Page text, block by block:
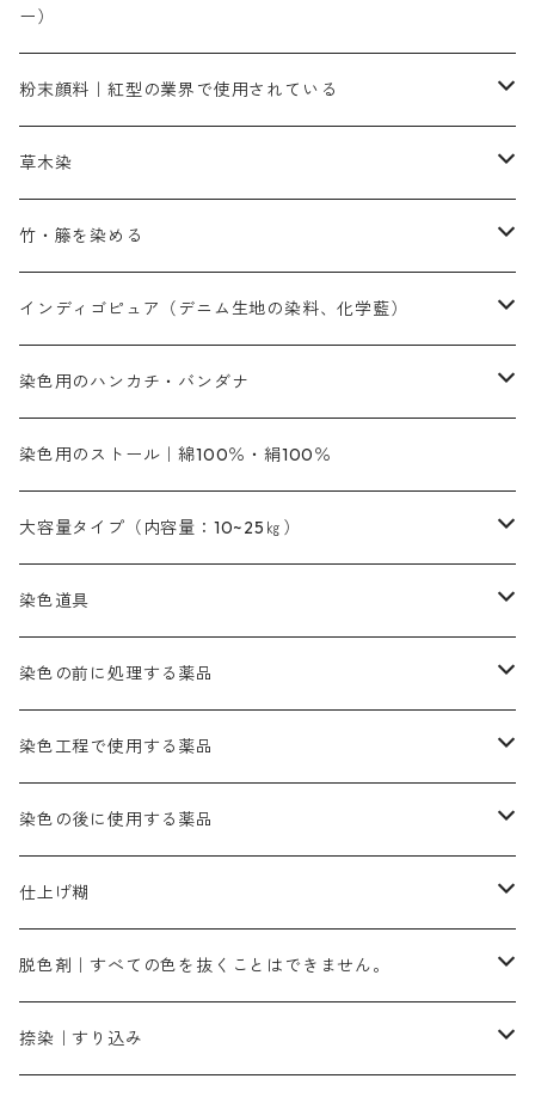
橙色系
青色系
紫色系
緑色系
茶色系
染料一覧ー100g入り
染料一覧ー500g入り
人気のおすすめ染料
橙色系
緑色系
茶色系
灰色系
黒色系
1kg
染色に必要な薬品類
補助薬品
お勧め｜スミフィックス～
3原色以外の色目
赤色
茶色｜20g入りのみ公開
灰色｜20g入りのみ公開
黒色
染色に必要な薬品
アルカリ剤
補助薬品
捺染に必要な材料
捺染糊
ー）
ネオカラー（色）
内容量：100g
内容量：500g
バィンダー（定着剤）
増粘剤
黄色系
エロ―M3G｜定番の色合い
エロー ＭＧＲ｜明るい緑みの黄色
オレンジ系
オレンヂMG｜黄みの橙色
オレンヂMGD（定番の色合い）
赤色系
レットMFB｜赤色（定番の色合い）
レットMG｜黄みの朱色
ピンクMB｜ピンク色
ローズMB｜鮮やかなピンク色）
青色系
ネビーブルーMB（定番の色合い）
ブルーMB（定番の色合い）
スカイブルーMG｜緑みの空色
ターキスブルーHNG｜緑みの空色
紫色系
バイオレットMFB
緑色系
ダークグリンMG（定番の色合い）
グリーンMB｜緑色
茶色系
ダークブロンMFB｜こげ茶色
ブロンHNR｜こげ茶色
黒色系
ブラックMK（赤みの黒色）
ブラックMG（青みの黒色）
白色系（定番の色合い）
ネオホワイトR
粉末顔料｜紅型の業界で使用されている
赤色系
本洋紅
代用朱黄色口
黄色系
ファストエロ―10GN（鮮やかな黄色）
ファストエロ―5GN（黄色）
青色系
NSBAブルー
群青
白色｜胡粉
黒色｜在庫処分特価
緑色｜在庫処分特価
茶色｜在庫処分特価
草木染
植物染料
人気のおすすめ植物染料
インド茜・西洋茜の個別販売
カッチ｜茶系
霧島産・晩秋茶｜黄金色（赤みの黄色）｜準備中
濃染処理剤｜ソルバックスPS－900
媒染剤
アルミ媒染剤
鉄媒染剤
ソーダ灰｜アルカリ性のPH調整剤
藍染
ぶどう糖
ハイドロサルファイトコンク
染色用途のハンカチ・バンダナ
45cm×45cm（ハンカチ）｜端の始末も綿糸｜タグなし
54cm×54cm（バンダナ）｜端の始末も綿糸｜タグなし
竹・籐を染める
人気のおすすめ竹・藤を染める染料
塩基性染料（混色可能）
ビスマークブロンB｜赤茶色
塩基性エロ―｜液体タイプ
ローダミンB｜赤紫色｜マゼンダ色
オリジナル染料｜スス竹色｜ミキセットファストブロンGR
インディゴピュア（デニム生地の染料、化学藍）
初心者向けお試しセット販売
インディゴピュア
アルカリ剤
ハイドロサルファイトコンク
酸性剤
染色用のハンカチ・バンダナ
45cm×45cm（ハンカチ）｜端の始末も綿糸｜タグなし
54cm×54cm（バンダナ）｜端の始末も綿糸｜タグなし
染色用のストール｜綿100％・絹100％
大容量タイプ（内容量：10~25㎏）
芒硝｜綿の染色時の吸収促進剤
ソーダ灰｜アルカリ性のPH調整剤
硫酸第一鉄｜鉄媒染剤
染色道具
刷毛
摺込み刷毛（スリコミハケ）ー夏毛（硬いタイプ）
摺込み刷毛（スリコミハケ）ー冬毛（柔らかいタイプ）
ローケツ筆
ローケツ用筆｜1本～販売
ローケツ用筆ー10%off｜20本セットお取り寄せ品
洋型紙（9番手｜中薄口、10番手｜中厚口）
有償サンプル品｜約20cm×27cm
洋型紙9番手｜中薄口｜約54cm×110cm
張木｜入荷待ち
伸子
型洗いブラシ
染色の前に処理する薬品
精練剤｜汚れ落とし剤｜針状マルセル石鹸
糊落とし剤｜ソルベンCA
濃染処理剤｜ソルバックスPS－900
染色工程で使用する薬品
染料の吸収促進剤
酢酸｜絹・羊毛・ナイロンに使用する
芒硝｜綿・麻の染色に使用する。
染料のムラ染め抑制剤（均染剤）
アゾリン200％｜綿・麻・絹・羊毛・ナイロンの染色
レオニールEHC｜反応染料用
染料の浸透剤
ソルバライトS-70｜各種繊維の浸し染めに使用可能
染料の定着向上剤
染色の後に使用する薬品
ソーピング剤｜未定着の染料を除去すること
ネオポールB－300｜反応染料のソーピング剤
仕上げ剤｜柔軟・平滑剤
白場汚染防止剤
仕上げ糊
カルボキシメチルセルロース（CMC）
海藻系
脱色剤｜すべての色を抜くことはできません。
脱色剤
捺染｜すり込み